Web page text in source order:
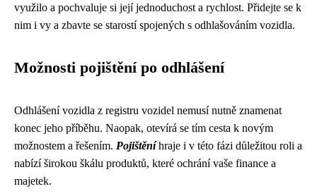
využilo a pochvaluje si její jednoduchost a rychlost. Přidejte se k
nim i vy a zbavte se starostí spojených s odhlašováním vozidla.
Možnosti pojištění po odhlášení
Odhlášení vozidla z registru vozidel nemusí nutně znamenat
konec jeho příběhu. Naopak, otevírá se tím cesta k novým
možnostem a řešením. Pojištěníhraje i v této fázi důležitou roli a
nabízí širokou škálu produktů, které ochrání vaše finance a
majetek.